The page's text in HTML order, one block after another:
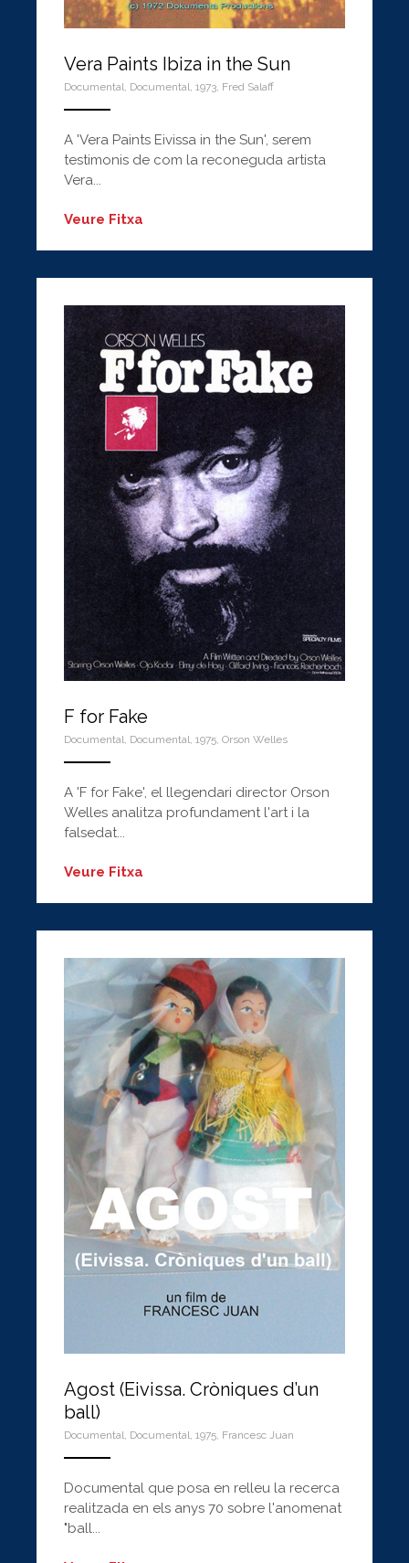
Vera Paints Ibiza in the Sun
Documental, Documental, 1973, Fred Salaff
A 'Vera Paints Eivissa in the Sun', serem
testimonis de com la reconeguda artista
Vera...
Veure Fitxa
F for Fake
Documental, Documental, 1975, Orson Welles
A 'F for Fake', el llegendari director Orson
Welles analitza profundament l'art i la
falsedat...
Veure Fitxa
Agost (Eivissa. Cròniques d’un
ball)
Documental, Documental, 1975, Francesc Juan
Documental que posa en relleu la recerca
realitzada en els anys 70 sobre l'anomenat
"ball...